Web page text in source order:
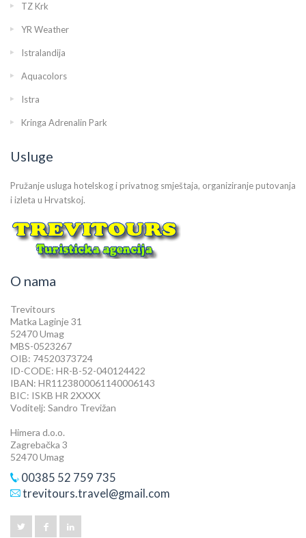
TZ Krk
YR Weather
Istralandija
Aquacolors
Istra
Kringa Adrenalin Park
Usluge
Pružanje usluga hotelskog i privatnog smještaja, organiziranje putovanja
i izleta u Hrvatskoj.
O nama
Trevitours
Matka Laginje 31
52470 Umag
MBS-0523267
OIB: 74520373724
ID-CODE: HR-B-52-040124422
IBAN: HR1123800061140006143
BIC: ISKB HR 2XXXX
Voditelj: Sandro Trevižan
Himera d.o.o.
Zagrebačka 3
52470 Umag
00385 52 759 735
trevitours.travel@gmail.com